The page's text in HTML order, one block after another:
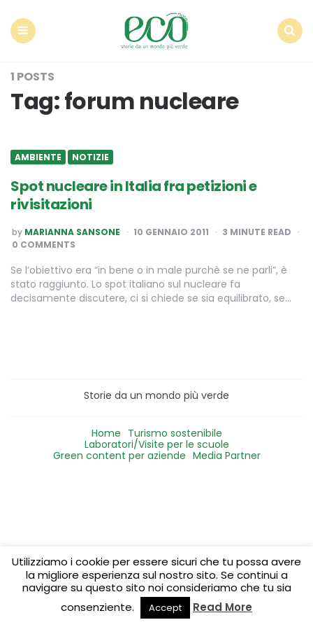
1 POSTS
Tag:forum nucleare
AMBIENTE NOTIZIE
Spot nucleare in Italia fra petizioni e
rivisitazioni
POSTED
BY
by MARIANNA SANSONE 10 GENNAIO 2011 3 MINUTE READ
0 COMMENTS
Se l’obiettivo era “in bene o in male purchè se ne parli”, è
stato raggiunto. Lo spot italiano sul nucleare fa
decisamente discutere, ci si chiede se sia equilibrato, se…
Storie da un mondo più verde
Home Turismo sostenibile
Laboratori/Visite per le scuole
Green content per aziende Media Partner
Utilizziamo i cookie per essere sicuri che tu possa avere
la migliore esperienza sul nostro sito. Se continui a
navigare su questo sito noi consideriamo che tu sia
consenziente.
Accept Read More